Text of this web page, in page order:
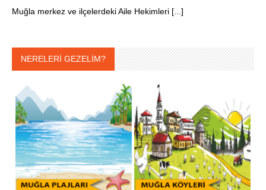
Muğla merkez ve ilçelerdeki Aile Hekimleri [...]
NERELERİ GEZELİM?